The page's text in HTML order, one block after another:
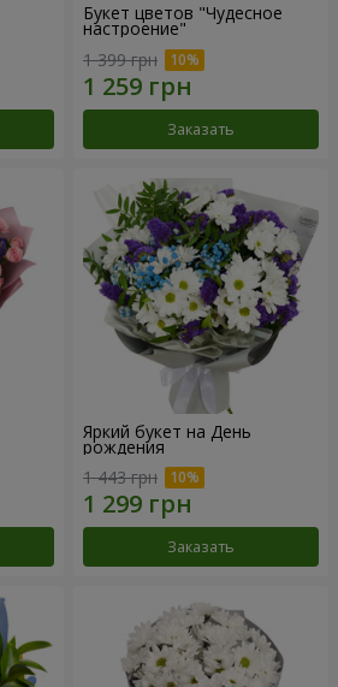
Букет цветов "Чудесное
настроение"
1 399 грн
Заказать
Яркий букет на День
рождения
1 443 грн
Заказать